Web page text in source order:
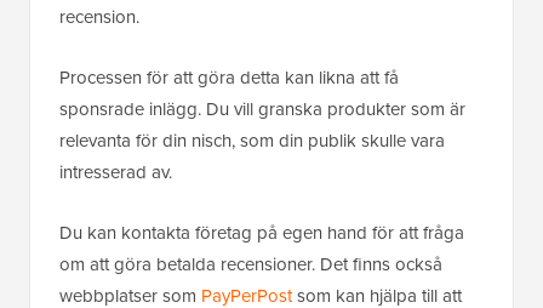
recension.
Processen för att göra detta kan likna att få
sponsrade inlägg. Du vill granska produkter som är
relevanta för din nisch, som din publik skulle vara
intresserad av.
Du kan kontakta företag på egen hand för att fråga
om att göra betalda recensioner. Det finns också
webbplatser som PayPerPostsom kan hjälpa till att